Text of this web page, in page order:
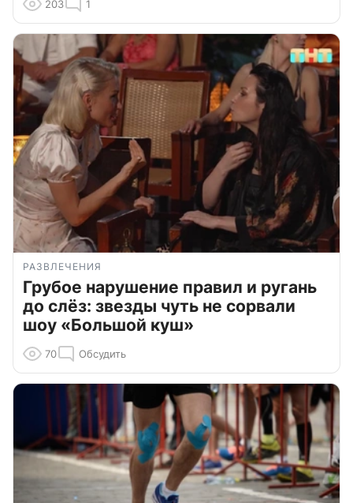
203 1
РАЗВЛЕЧЕНИЯ
Грубое нарушение правил и ругань
до слёз: звезды чуть не сорвали
шоу «Большой куш»
70 Обсудить